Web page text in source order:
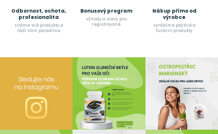
Odbornost, ochota,
profesionalita
známe své produkty a
rádi Vám poradíme
Bonusový program
výhody a slevy pro
registrované
Nákup přímo od
výrobce
vyrábíme poctívé a
funkční produkty